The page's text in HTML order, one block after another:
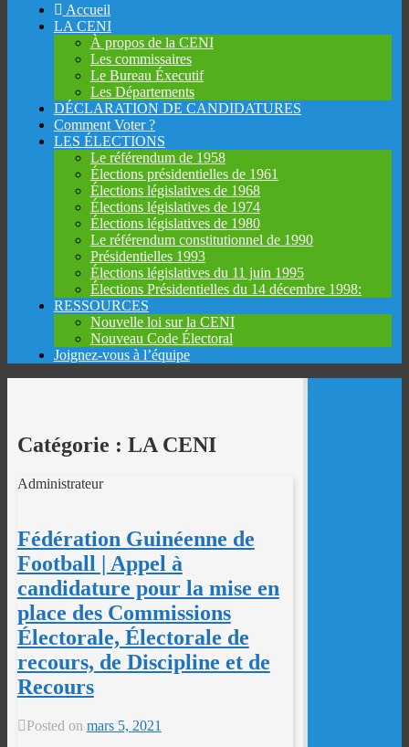
Skip
Accueil
LA CENI
À propos de la CENI
Les commissaires
Le Bureau Éxecutif
Les Départements
DÉCLARATION DE CANDIDATURES
Comment Voter ?
LES ÉLECTIONS
Le référendum de 1958
Élections présidentielles de 1961
Élections législatives de 1968
Élections législatives de 1974
Élections législatives de 1980
Le référendum constitutionnel de 1990
Présidentielles 1993
Élections législatives du 11 juin 1995
Élections Présidentielles du 14 décembre 1998:
RESSOURCES
Nouvelle loi sur la CENI
Nouveau Code Électoral
Joignez-vous à l’équipe
Catégorie : LA CENI
Administrateur
Fédération Guinéenne de
Football | Appel à
candidature pour la mise en
place des Commissions
Électorale, Électorale de
recours, de Discipline et de
Recours
Posted on mars 5, 2021